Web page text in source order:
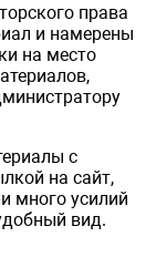
права
и намерены
на место
с
на сайт,
много усилий
вид.